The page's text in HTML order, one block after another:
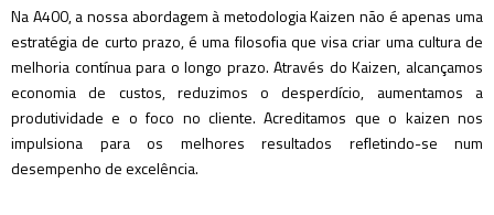
Na A400, a nossa abordagem à metodologia Kaizen não é apenas uma
estratégia de curto prazo, é uma filosofia que visa criar uma cultura de
melhoria contínua para o longo prazo. Através do Kaizen, alcançamos
economia de custos, reduzimos o desperdício, aumentamos a
produtividade e o foco no cliente. Acreditamos que o kaizen nos
impulsiona para os melhores resultados refletindo-se num
desempenho de excelência.